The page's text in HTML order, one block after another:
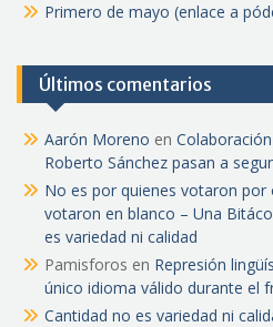
Primero de mayo (enlace a
Últimos comentarios
Aarón Moreno en
Roberto Sánchez pasan a
No es por quienes votaron
votaron en blanco – Una
es variedad ni calidad
Pamisforos en Represión
único idioma válido durante el
Cantidad no es variedad ni